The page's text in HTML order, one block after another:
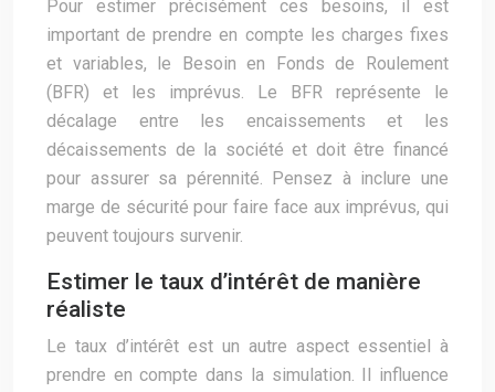
Pour estimer précisément ces besoins, il est
important de prendre en compte les charges fixes
et variables, le Besoin en Fonds de Roulement
(BFR) et les imprévus. Le BFR représente le
décalage entre les encaissements et les
décaissements de la société et doit être financé
pour assurer sa pérennité. Pensez à inclure une
marge de sécurité pour faire face aux imprévus, qui
peuvent toujours survenir.
Estimer le taux d’intérêt de manière
réaliste
Le taux d’intérêt est un autre aspect essentiel à
prendre en compte dans la simulation. Il influence